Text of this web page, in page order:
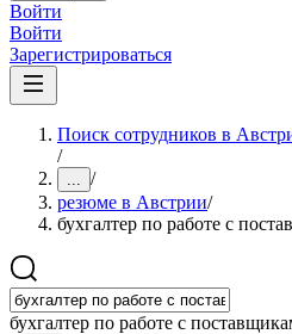
Войти
Войти
Зарегистрироваться
Поиск сотрудников в
/
... /
резюме в Австрии/
бухгалтер по работе с
бухгалтер по работе с